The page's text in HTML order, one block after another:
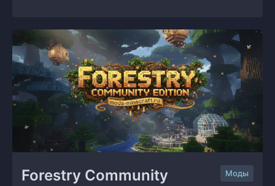
Forestry Community
Моды